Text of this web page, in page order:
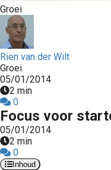
Groei
Rien van der Wilt
Groei
05/01/2014
2 min
0
Focus voor
05/01/2014
2 min
0
Inhoud